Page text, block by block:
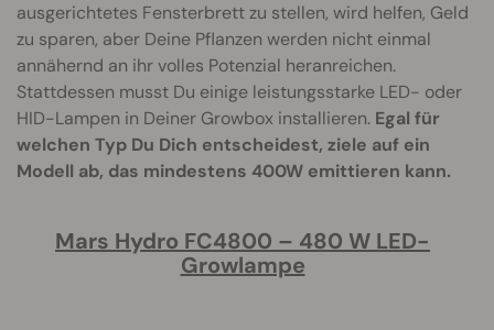
ausgerichtetes Fensterbrett zu stellen, wird helfen, Geld
zu sparen, aber Deine Pflanzen werden nicht einmal
annähernd an ihr volles Potenzial heranreichen.
Stattdessen musst Du einige leistungsstarke LED- oder
HID-Lampen in Deiner Growbox installieren. Egal für
welchen Typ Du Dich entscheidest, ziele auf ein
Modell ab, das mindestens 400W emittieren kann.
Mars Hydro FC4800 – 480 W LED-
Growlampe